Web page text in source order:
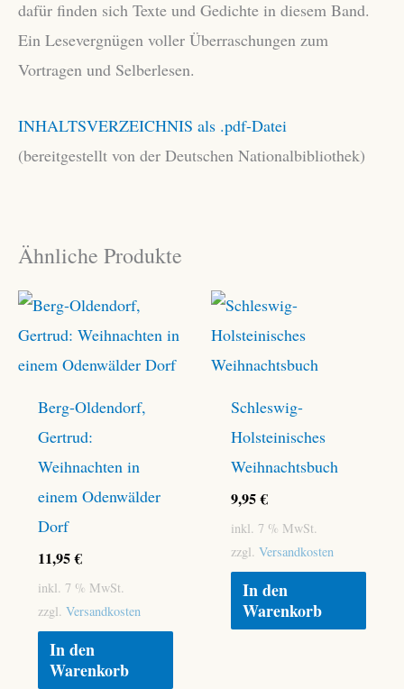
dafür finden sich Texte und Gedichte in diesem Band.
Ein Lesevergnügen voller Überraschungen zum
Vortragen und Selberlesen.
INHALTSVERZEICHNIS als .pdf-Datei
(bereitgestellt von der Deutschen Nationalbibliothek)
Ähnliche Produkte
Berg-Oldendorf,
Gertrud:
Weihnachten in
einem Odenwälder
Dorf
11,95€
inkl. 7 % MwSt.
zzgl. Versandkosten
In den
Warenkorb
Schleswig-
Holsteinisches
Weihnachtsbuch
9,95€
inkl. 7 % MwSt.
zzgl. Versandkosten
In den
Warenkorb